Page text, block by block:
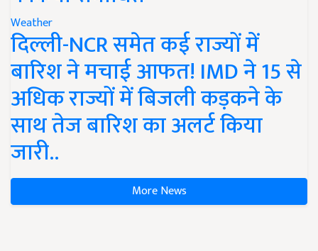
Weather
दिल्ली-NCR समेत कई राज्यों में
बारिश ने मचाई आफत! IMD ने 15 से
अधिक राज्यों में बिजली कड़कने के
साथ तेज बारिश का अलर्ट किया
जारी..
More News